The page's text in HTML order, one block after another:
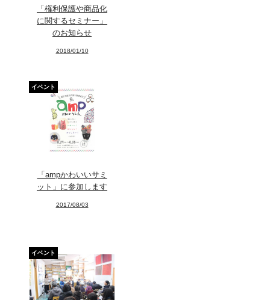
「権利保護や商品化
に関するセミナー」
のお知らせ
2018/01/10
イベント
「ampかわいいサミ
ット」に参加します
2017/08/03
イベント